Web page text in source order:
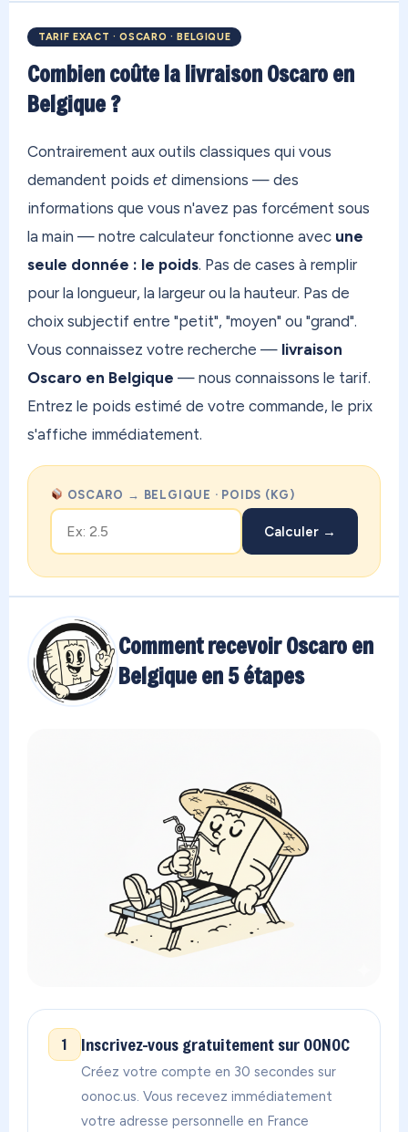
TARIF EXACT · OSCARO · BELGIQUE
Combien coûte la livraison Oscaro en
Belgique ?
Contrairement aux outils classiques qui vous
demandent poids et dimensions — des
informations que vous n'avez pas forcément sous
la main — notre calculateur fonctionne avec une
seule donnée : le poids. Pas de cases à remplir
pour la longueur, la largeur ou la hauteur. Pas de
choix subjectif entre "petit", "moyen" ou "grand".
Vous connaissez votre recherche — livraison
Oscaro en Belgique — nous connaissons le tarif.
Entrez le poids estimé de votre commande, le prix
s'affiche immédiatement.
OSCARO → BELGIQUE · POIDS (KG)
Calculer →
Comment recevoir Oscaro en
Belgique en 5 étapes
1 Inscrivez-vous gratuitement sur OONOC
Créez votre compte en 30 secondes sur
oonoc.us. Vous recevez immédiatement
votre adresse personnelle en France